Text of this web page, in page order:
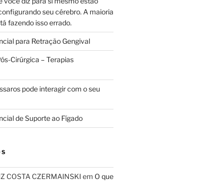
seu cérebro. A maioria
fazendo isso errado.
para Retração Gengival
Cirúrgica – Terapias
pode interagir com o seu
de Suporte ao Fígado
COSTA CZERMAINSKI em O que